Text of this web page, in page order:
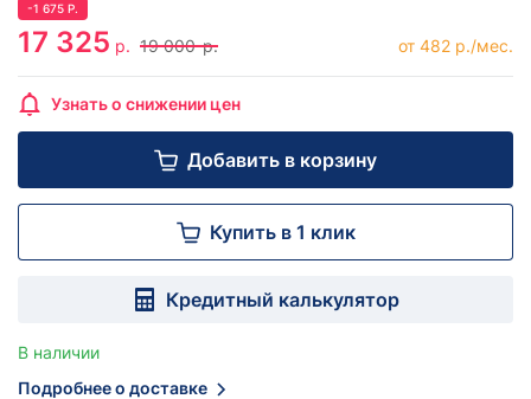
-1 675 Р.
17 325 р. 19 000 р. от 482 р./мес.
Узнать о снижении цен
Добавить в корзину
Купить в 1 клик
Кредитный калькулятор
В наличии
Подробнее о доставке